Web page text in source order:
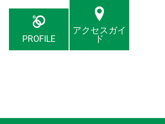
PROFILE
アクセスガイ
ド